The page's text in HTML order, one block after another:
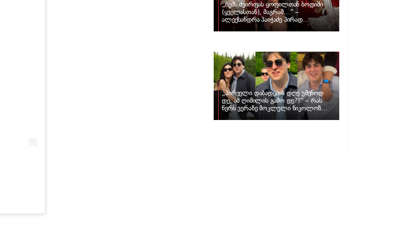
„ჩემს ძვირფას ყოფილთან ბოდიში
(ყველასთან), მაგრამ…“ –
ალექსანდრა პაიჭაძე პირად
„პირველი დაბადების დღე უშენოდ
დე, ამ ღიმილის გამო დე?!“ – რას
წერს ვერაზე მოკლული ნიკოლოზ
ღუნაშვილის დედა